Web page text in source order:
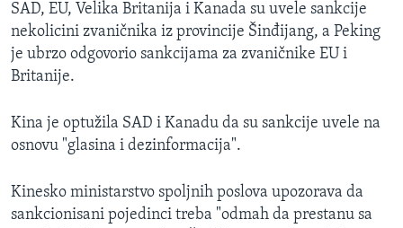
SAD, EU, Velika Britanija i Kanada su uvele sankcije
nekolicini zvaničnika iz provincije Šinđijang, a Peking
je ubrzo odgovorio sankcijama za zvaničnike EU i
Britanije.
Kina je optužila SAD i Kanadu da su sankcije uvele na
osnovu "glasina i dezinformacija".
Kinesko ministarstvo spoljnih poslova upozorava da
sankcionisani pojedinci treba "odmah da prestanu sa